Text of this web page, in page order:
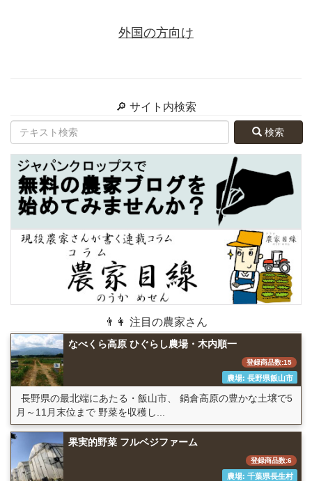
外国の方向け
🔎 サイト内検索
検索
👨👩 注目の農家さん
なべくら高原 ひぐらし農場・木内順一
登録商品数:15
農場: 長野県飯山市
長野県の最北端にあたる・飯山市、 鍋倉高原の豊かな土壌で5
月～11月末位まで 野菜を収穫し...
果実的野菜 フルベジファーム
登録商品数:6
農場: 千葉県長生村